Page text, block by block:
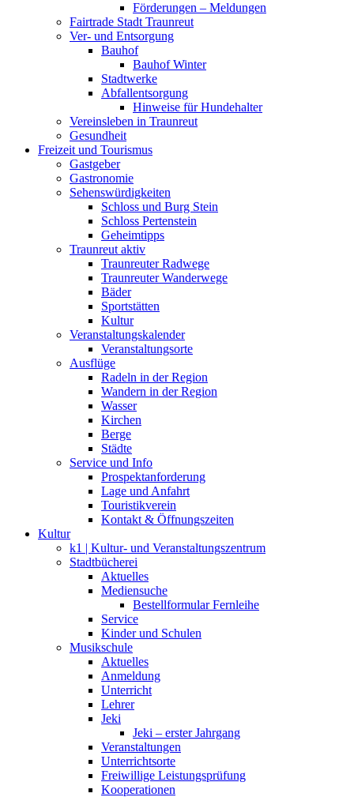
Förderungen – Meldungen
Fairtrade Stadt Traunreut
Ver- und Entsorgung
Bauhof
Bauhof Winter
Stadtwerke
Abfallentsorgung
Hinweise für Hundehalter
Vereinsleben in Traunreut
Gesundheit
Freizeit und Tourismus
Gastgeber
Gastronomie
Sehenswürdigkeiten
Schloss und Burg Stein
Schloss Pertenstein
Geheimtipps
Traunreut aktiv
Traunreuter Radwege
Traunreuter Wanderwege
Bäder
Sportstätten
Kultur
Veranstaltungskalender
Veranstaltungsorte
Ausflüge
Radeln in der Region
Wandern in der Region
Wasser
Kirchen
Berge
Städte
Service und Info
Prospektanforderung
Lage und Anfahrt
Touristikverein
Kontakt & Öffnungszeiten
Kultur
k1 | Kultur- und Veranstaltungszentrum
Stadtbücherei
Aktuelles
Mediensuche
Bestellformular Fernleihe
Service
Kinder und Schulen
Musikschule
Aktuelles
Anmeldung
Unterricht
Lehrer
Jeki
Jeki – erster Jahrgang
Veranstaltungen
Unterrichtsorte
Freiwillige Leistungsprüfung
Kooperationen